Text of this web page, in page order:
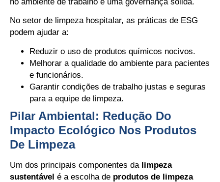
No setor de limpeza hospitalar, as práticas de ESG
podem ajudar a:
Reduzir o uso de produtos químicos nocivos.
Melhorar a qualidade do ambiente para pacientes
e funcionários.
Garantir condições de trabalho justas e seguras
para a equipe de limpeza.
Pilar Ambiental: Redução Do
Impacto Ecológico Nos Produtos
De Limpeza
Um dos principais componentes da limpeza
sustentável é a escolha de produtos de limpeza